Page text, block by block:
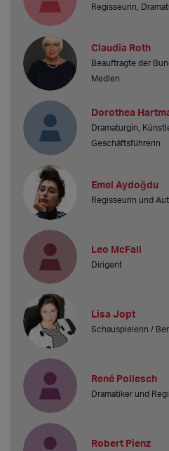
Regisseurin,
Claudia Roth
Beauftragte der
Medien
Dorothea
Dramaturgin,
Geschäftsführerin
Emel Aydoğdu
Regisseurin und
Leo McFall
Dirigent
Lisa Jopt
Schauspielerin /
René Pollesch
Dramatiker und
Robert Pienz